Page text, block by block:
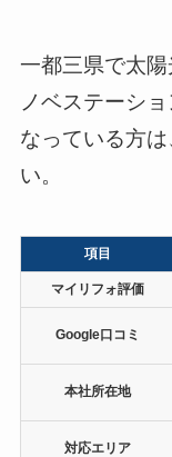
一都三県で太
ノベステーシ
なっている方
い。
項目
マイリフォ評価
Google口コミ
本社所在地
対応エリア